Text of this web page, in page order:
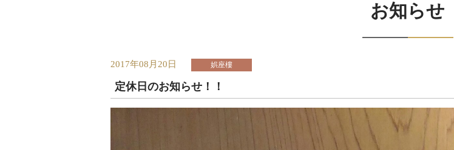
お知らせ
2017年08月20日 娯座樓
定休日のお知らせ！！